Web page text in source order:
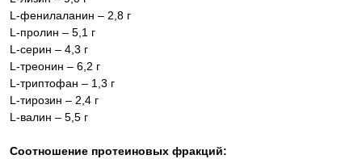
L-фенилаланин – 2,8 г
L-пролин – 5,1 г
L-серин – 4,3 г
L-треонин – 6,2 г
L-триптофан – 1,3 г
L-тирозин – 2,4 г
L-валин – 5,5 г
Соотношение протеиновых фракций: